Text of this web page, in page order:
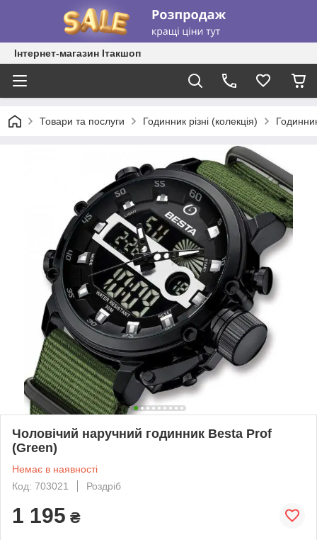
Інтернет-магазин Ітакшоп
Товари та послуги Годинник різні (колекція)
Чоловічий наручний годинник Besta Prof
(Green)
Немає в наявності
Код: 703021
Роздріб
1 195 ₴